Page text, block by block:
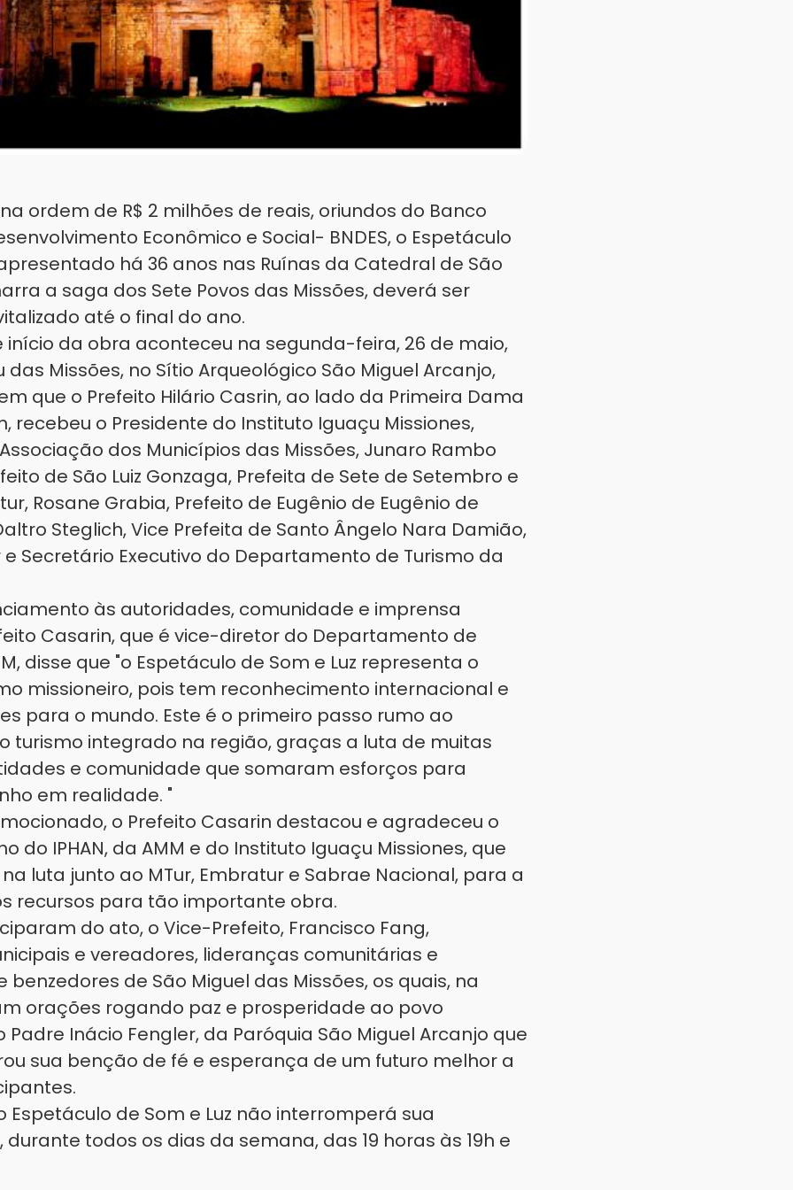
ordem de R$ 2 milhões de reais, oriundos do Banco
Econômico e Social- BNDES, o Espetáculo
apresentado há 36 anos nas Ruínas da Catedral de São
a saga dos Sete Povos das Missões, deverá ser
até o final do ano.
início da obra aconteceu na segunda-feira, 26 de maio,
das Missões, no Sítio Arqueológico São Miguel Arcanjo,
que o Prefeito Hilário Casrin, ao lado da Primeira Dama
recebeu o Presidente do Instituto Iguaçu Missiones,
dos Municípios das Missões, Junaro Rambo
de São Luiz Gonzaga, Prefeita de Sete de Setembro e
Rosane Grabia, Prefeito de Eugênio de Eugênio de
Steglich, Vice Prefeita de Santo Ângelo Nara Damião,
e Secretário Executivo do Departamento de Turismo da
às autoridades, comunidade e imprensa
Casarin, que é vice-diretor do Departamento de
disse que "o Espetáculo de Som e Luz representa o
missioneiro, pois tem reconhecimento internacional e
para o mundo. Este é o primeiro passo rumo ao
turismo integrado na região, graças a luta de muitas
e comunidade que somaram esforços para
em realidade. "
o Prefeito Casarin destacou e agradeceu o
do IPHAN, da AMM e do Instituto Iguaçu Missiones, que
luta junto ao MTur, Embratur e Sabrae Nacional, para a
recursos para tão importante obra.
do ato, o Vice-Prefeito, Francisco Fang,
e vereadores, lideranças comunitárias e
benzedores de São Miguel das Missões, os quais, na
orações rogando paz e prosperidade ao povo
Padre Inácio Fengler, da Paróquia São Miguel Arcanjo que
sua benção de fé e esperança de um futuro melhor a
Espetáculo de Som e Luz não interromperá sua
todos os dias da semana, das 19 horas às 19h e